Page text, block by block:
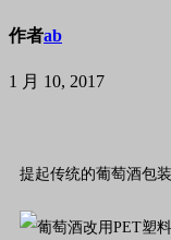
作者ab
1 月 10, 2017
提起传统的葡萄酒包